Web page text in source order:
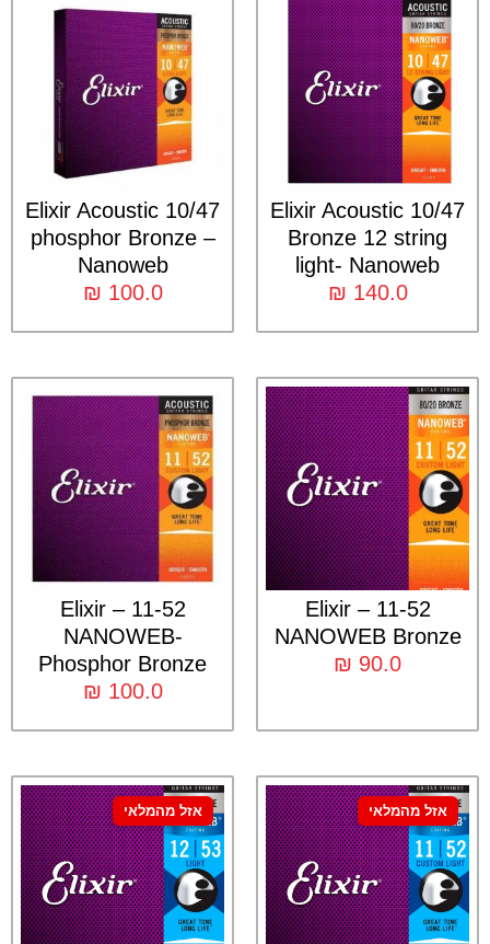
Elixir Acoustic 10/47
Bronze 12 string
light- Nanoweb
₪ 140.0
Elixir Acoustic 10/47
phosphor Bronze –
Nanoweb
₪ 100.0
11-52 – Elixir
NANOWEB Bronze
₪ 90.0
11-52 – Elixir
NANOWEB-
Phosphor Bronze
₪ 100.0
אזל מהמלאי אזל מהמלאי